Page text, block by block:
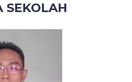
SEKOLAH